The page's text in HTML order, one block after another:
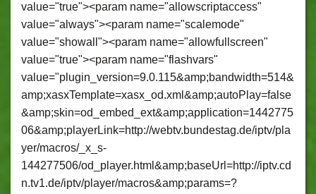
value="true"><param name="allowscriptaccess"
value="always"><param name="scalemode"
value="showall"><param name="allowfullscreen"
value="true"><param name="flashvars"
value="plugin_version=9.0.115&amp;bandwidth=514&
amp;xasxTemplate=xasx_od.xml&amp;autoPlay=false
&amp;skin=od_embed_ext&amp;application=1442775
06&amp;playerLink=http://webtv.bundestag.de/iptv/pla
yer/macros/_x_s-
144277506/od_player.html&amp;baseUrl=http://iptv.cd
n.tv1.de/iptv/player/macros&amp;params=?